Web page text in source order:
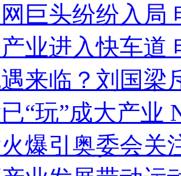
巨头纷纷入局
业进入快车道
来临？刘国梁
“玩”成大产业
爆引奥委会关